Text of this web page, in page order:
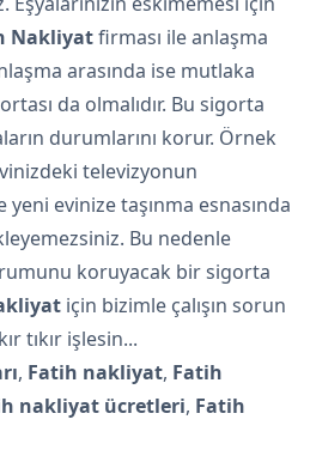
Nakliyatfirması ile anlaşma
arasında ise mutlaka
da olmalıdır. Bu sigorta
durumlarını korur. Örnek
televizyonun
evinize taşınma esnasında
Bu nedenle
koruyacak bir sigorta
için bizimle çalışın sorun
tıkır işlesin...
, Fatih nakliyat, Fatih
nakliyat ücretleri, Fatih